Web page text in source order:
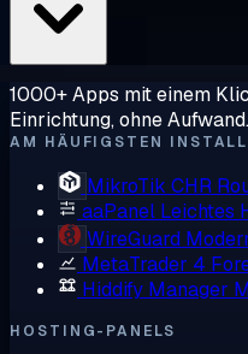
1000+ Apps mit einem
Einrichtung, ohne Aufwand.
AM HÄUFIGSTEN
MikroTik CHR
aaPanel Leichtes
WireGuard
MetaTrader 4
Hiddify Manager
HOSTING-PANELS